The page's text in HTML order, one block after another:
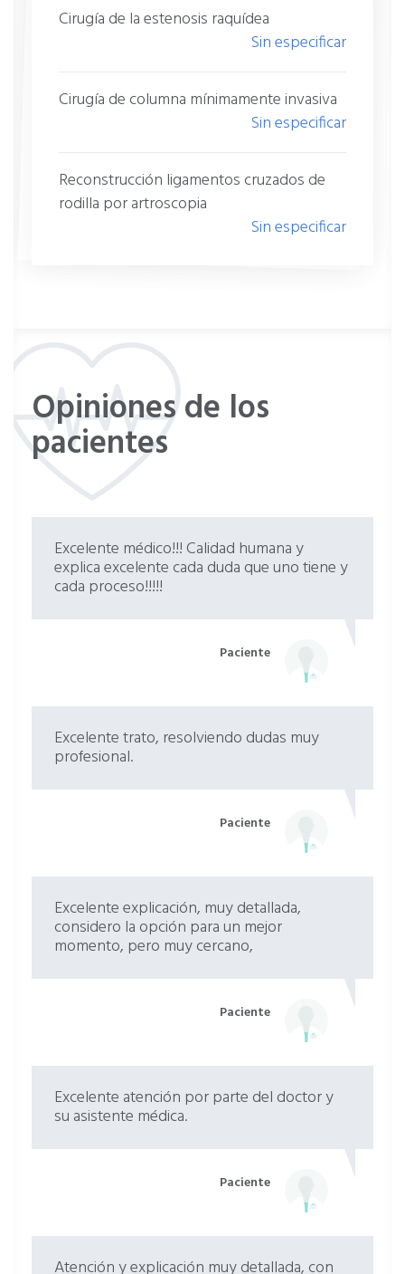
Cirugía de la estenosis raquídea
Sin especificar
Cirugía de columna mínimamente invasiva
Sin especificar
Reconstrucción ligamentos cruzados de
rodilla por artroscopia
Sin especificar
Opiniones de los
pacientes
Excelente médico!!! Calidad humana y
explica excelente cada duda que uno tiene y
cada proceso!!!!!
Paciente
Excelente trato, resolviendo dudas muy
profesional.
Paciente
Excelente explicación, muy detallada,
considero la opción para un mejor
momento, pero muy cercano,
Paciente
Excelente atención por parte del doctor y
su asistente médica.
Paciente
Atención y explicación muy detallada, con